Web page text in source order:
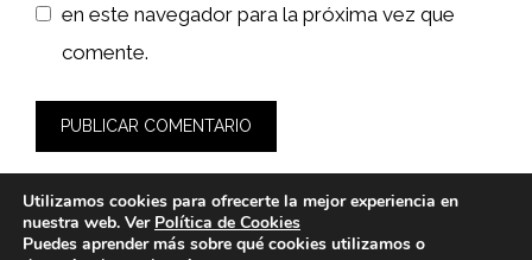
en este navegador para la próxima vez que
comente.
Utilizamos cookies para ofrecerte la mejor experiencia en
nuestra web. Ver Política de Cookies
Puedes aprender más sobre qué cookies utilizamos o